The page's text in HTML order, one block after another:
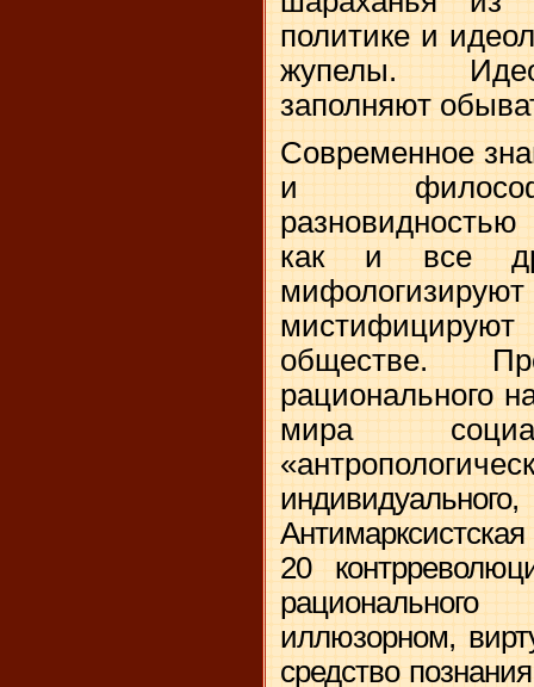
политике и
жупелы.
заполняют
Современное
и
как и все
обществе.
рационального
мира
20
иллюзорном,
средство